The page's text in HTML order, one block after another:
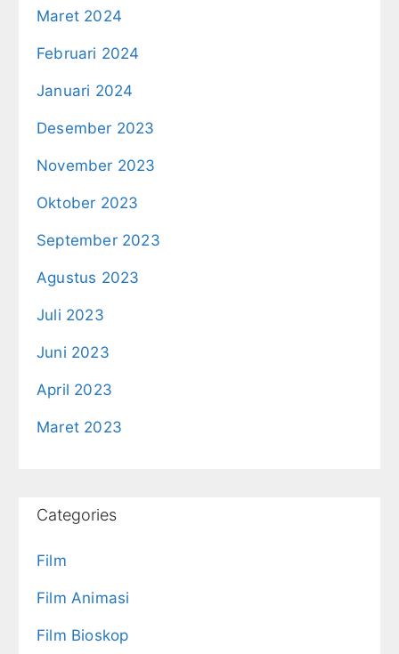
Maret 2024
Februari 2024
Januari 2024
Desember 2023
November 2023
Oktober 2023
September 2023
Agustus 2023
Juli 2023
Juni 2023
April 2023
Maret 2023
Categories
Film
Film Animasi
Film Bioskop